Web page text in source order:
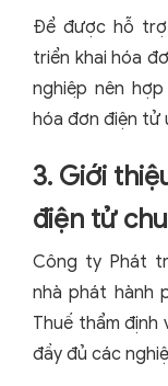
Để được hỗ trợ
triển khai hóa
nghiệp nên
hóa đơn điện tử
3. Giới
điện tử
Công ty Phát
nhà phát hành
Thuế thẩm định
đầy đủ các